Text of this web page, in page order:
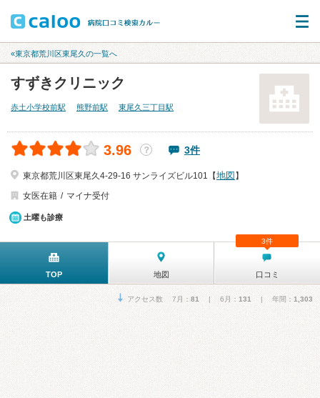
«東京都荒川区東尾久の一覧へ
すずきクリニック
赤土小学校前駅 熊野前駅 東尾久三丁目駅
3.96 ？ 3件
東京都荒川区東尾久4-29-16 サンライズビル101【地図 】
女医在籍
マイナ受付
土曜も診療
TOP 地図 口コミ
3件
アクセス数 7月： 81 | 6月： 131 | 年間： 1,303